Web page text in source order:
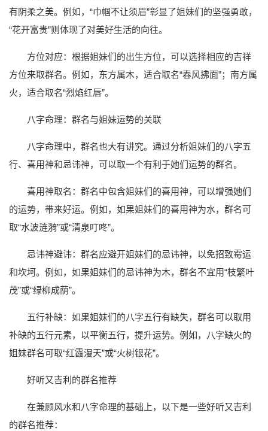
有阴柔之美。例如，“巾帼不让须眉”彰显了姐妹们的坚强勇敢，
“花开富贵”则体现了对美好生活的向往。
方位对应：根据姐妹们的出生方位，可以选择相应的吉祥
方位来取群名。例如，东方属木，适合取名“春风拂面”；南方属
火，适合取名“烈焰红唇”。
八字命理：群名与姐妹运势的关联
八字命理中，群名也大有讲究。通过分析姐妹们的八字五
行、喜用神和忌讳神，可以取一个有利于她们运势的群名。
喜用神取名：群名中包含姐妹们的喜用神，可以增强她们
的运势，带来好运。例如，如果姐妹们的喜用神为水，群名可
取“水波涟漪”或“清泉叮咚”。
忌讳神避讳：群名应避开姐妹们的忌讳神，以免招致霉运
和坎坷。例如，如果姐妹们的忌讳神为木，群名不宜用“枝繁叶
茂”或“绿柳成荫”。
五行补缺：如果姐妹们的八字五行有缺失，群名可以取用
补缺的五行元素，以平衡五行，提升运势。例如，八字缺火的
姐妹群名可取“红霞漫天”或“火树银花”。
好听又吉利的群名推荐
在兼顾风水和八字命理的基础上，以下是一些好听又吉利
的群名推荐：